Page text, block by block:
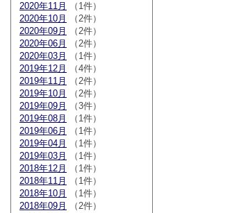
2020年11月
（1件）
2020年10月
（2件）
2020年09月
（2件）
2020年06月
（2件）
2020年03月
（1件）
2019年12月
（4件）
2019年11月
（2件）
2019年10月
（2件）
2019年09月
（3件）
2019年08月
（1件）
2019年06月
（1件）
2019年04月
（1件）
2019年03月
（1件）
2018年12月
（1件）
2018年11月
（1件）
2018年10月
（1件）
2018年09月
（2件）